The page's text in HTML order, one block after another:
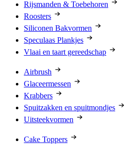
Rijsmanden & Toebehoren
Roosters
Siliconen Bakvormen
Speculaas Plankjes
Vlaai en taart gereedschap
Airbrush
Glaceermessen
Krabbers
Spuitzakken en spuitmondjes
Uitsteekvormen
Cake Toppers